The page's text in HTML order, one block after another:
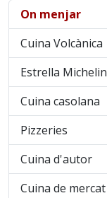
On menjar
Cuina Volcànica
Estrella Michelin
Cuina casolana
Pizzeries
Cuina d'autor
Cuina de mercat